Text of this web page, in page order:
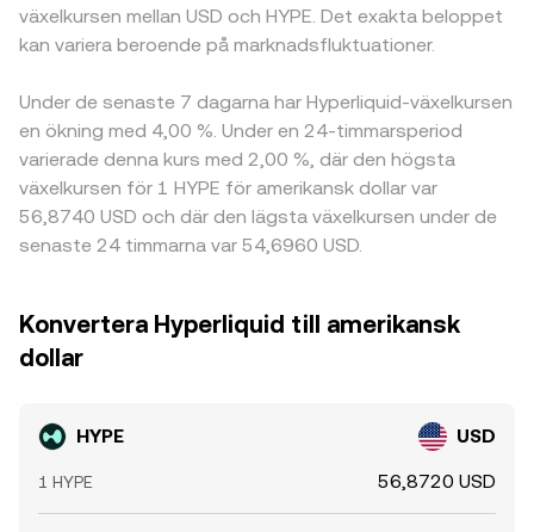
växelkursen mellan USD och HYPE. Det exakta beloppet
kan variera beroende på marknadsfluktuationer.
Under de senaste 7 dagarna har Hyperliquid-växelkursen
en ökning med 4,00 %. Under en 24-timmarsperiod
varierade denna kurs med 2,00 %, där den högsta
växelkursen för 1 HYPE för amerikansk dollar var
56,8740 USD och där den lägsta växelkursen under de
senaste 24 timmarna var 54,6960 USD.
Konvertera Hyperliquid till amerikansk
dollar
HYPE USD
1 HYPE 56,8720 USD